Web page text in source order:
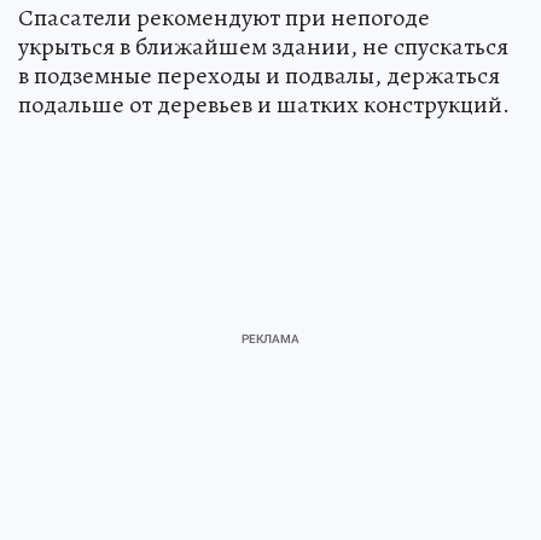
Спасатели рекомендуют при непогоде
укрыться в ближайшем здании, не спускаться
в подземные переходы и подвалы, держаться
подальше от деревьев и шатких конструкций.